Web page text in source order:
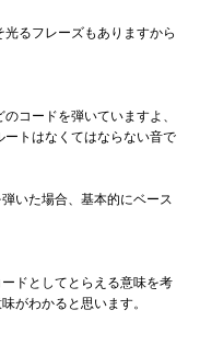
るフレーズもありますから
コードを弾いていますよ、
ートはなくてはならない音で
いた場合、基本的にベース
ドとしてとらえる意味を考
がわかると思います。